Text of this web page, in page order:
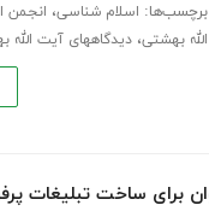
برچسب‌ها: اسلام شناسی، انجمن
الله بهشتی،دیدگاههای آیت الله